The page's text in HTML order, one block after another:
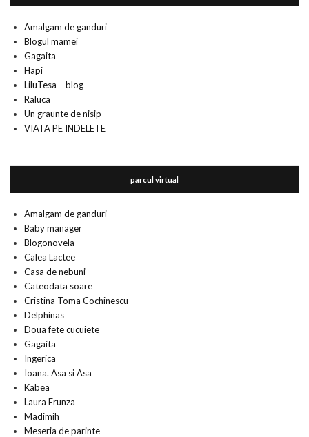
Amalgam de ganduri
Blogul mamei
Gagaita
Hapi
LiluTesa – blog
Raluca
Un graunte de nisip
VIATA PE INDELETE
parcul virtual
Amalgam de ganduri
Baby manager
Blogonovela
Calea Lactee
Casa de nebuni
Cateodata soare
Cristina Toma Cochinescu
Delphinas
Doua fete cucuiete
Gagaita
Ingerica
Ioana. Asa si Asa
Kabea
Laura Frunza
Madimih
Meseria de parinte